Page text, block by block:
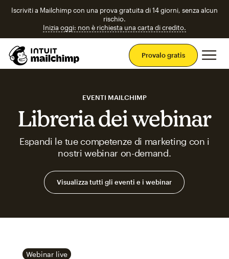
Iscriviti a Mailchimp con una prova gratuita di 14 giorni, senza alcun
rischio.
Inizia oggi: non è richiesta una carta di credito.
Provalo gratis
EVENTI MAILCHIMP
Libreria dei webinar
Espandi le tue competenze di marketing con i
nostri webinar on-demand.
Visualizza tutti gli eventi e i webinar
Webinar live